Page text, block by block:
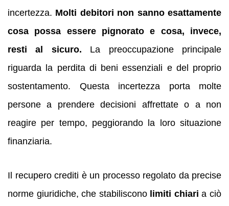
incertezza. Molti debitori non sanno esattamente
cosa possa essere pignorato e cosa, invece,
resti al sicuro. La preoccupazione principale
riguarda la perdita di beni essenziali e del proprio
sostentamento. Questa incertezza porta molte
persone a prendere decisioni affrettate o a non
reagire per tempo, peggiorando la loro situazione
finanziaria.
Il recupero crediti è un processo regolato da precise
norme giuridiche, che stabiliscono limiti chiari a ciò